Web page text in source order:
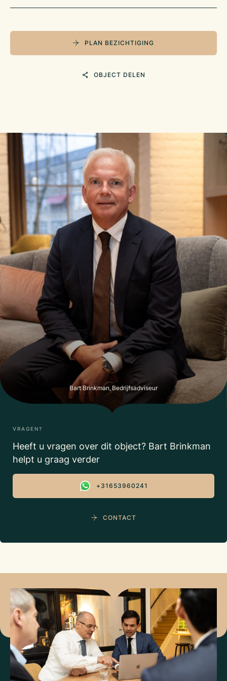
PLAN BEZICHTIGING
OBJECT DELEN
Bart Brinkman, Bedrijfsadviseur
VRAGEN?
Heeft u vragen over dit object? Bart Brinkman
helpt u graag verder
+31653960241
CONTACT